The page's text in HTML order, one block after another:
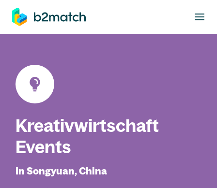
springen
Kreativwirtschaft
Events
In Songyuan, China